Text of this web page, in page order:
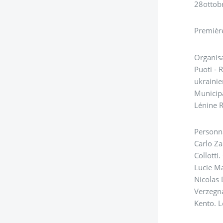
Puoti -
Lénine
Carlo
Collotti.
Lucie
Nicolas
Kento.